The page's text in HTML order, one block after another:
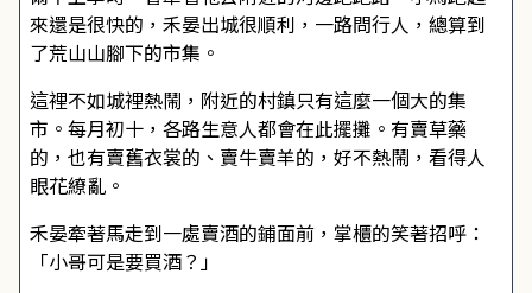
來還是很快的，禾晏出城很順利，一路問行人，總算到
了荒山山腳下的市集。
這裡不如城裡熱鬧，附近的村鎮只有這麼一個大的集
市。每月初十，各路生意人都會在此擺攤。有賣草藥
的，也有賣舊衣裳的、賣牛賣羊的，好不熱鬧，看得人
眼花繚亂。
禾晏牽著馬走到一處賣酒的鋪面前，掌櫃的笑著招呼：
「小哥可是要買酒？」